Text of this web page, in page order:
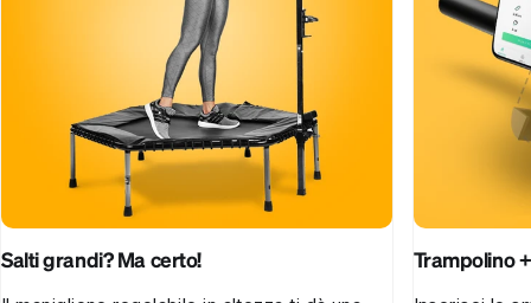
Salti grandi? Ma certo! Trampolino